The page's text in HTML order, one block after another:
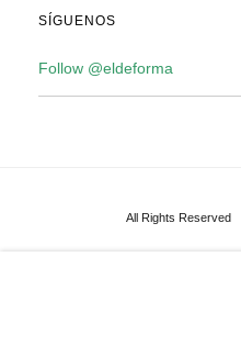
SÍGUENOS
Follow @eldeforma
All Rights Reserved